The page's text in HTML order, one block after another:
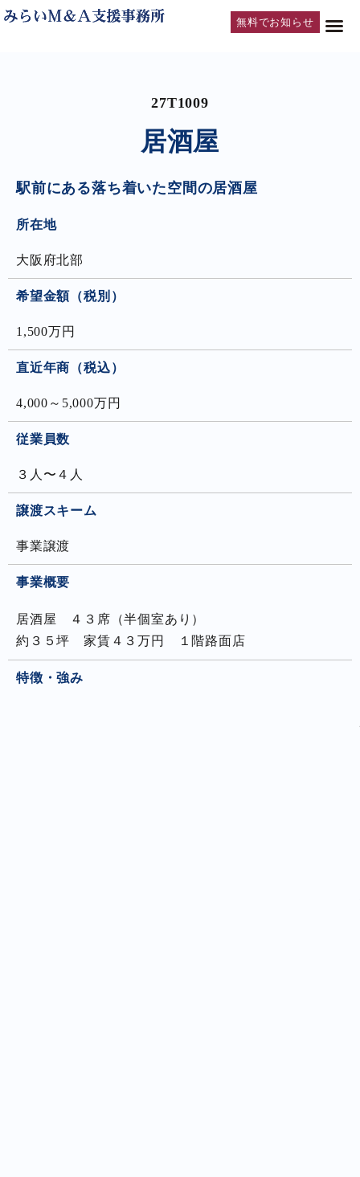
無料でお知らせ
27T1009
居酒屋
駅前にある落ち着いた空間の居酒屋
所在地
大阪府北部
希望金額（税別）
1,500万円
直近年商（税込）
4,000～5,000万円
従業員数
３人〜４人
譲渡スキーム
事業譲渡
事業概要
居酒屋 ４３席（半個室あり）
約３５坪 家賃４３万円 １階路面店
特徴・強み